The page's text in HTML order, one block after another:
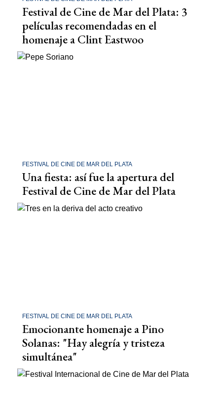
Festival de Cine de Mar del Plata: 3
películas recomendadas en el
homenaje a Clint Eastwoo
FESTIVAL DE CINE DE MAR DEL PLATA
Una fiesta: así fue la apertura del
Festival de Cine de Mar del Plata
FESTIVAL DE CINE DE MAR DEL PLATA
Emocionante homenaje a Pino
Solanas: "Hay alegría y tristeza
simultánea"